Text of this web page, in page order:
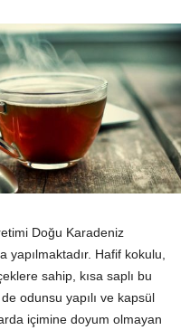
Doğu Karadeniz
yapılmaktadır. Hafif kokulu,
sahip, kısa saplı bu
odunsu yapılı ve kapsül
içimine doyum olmayan